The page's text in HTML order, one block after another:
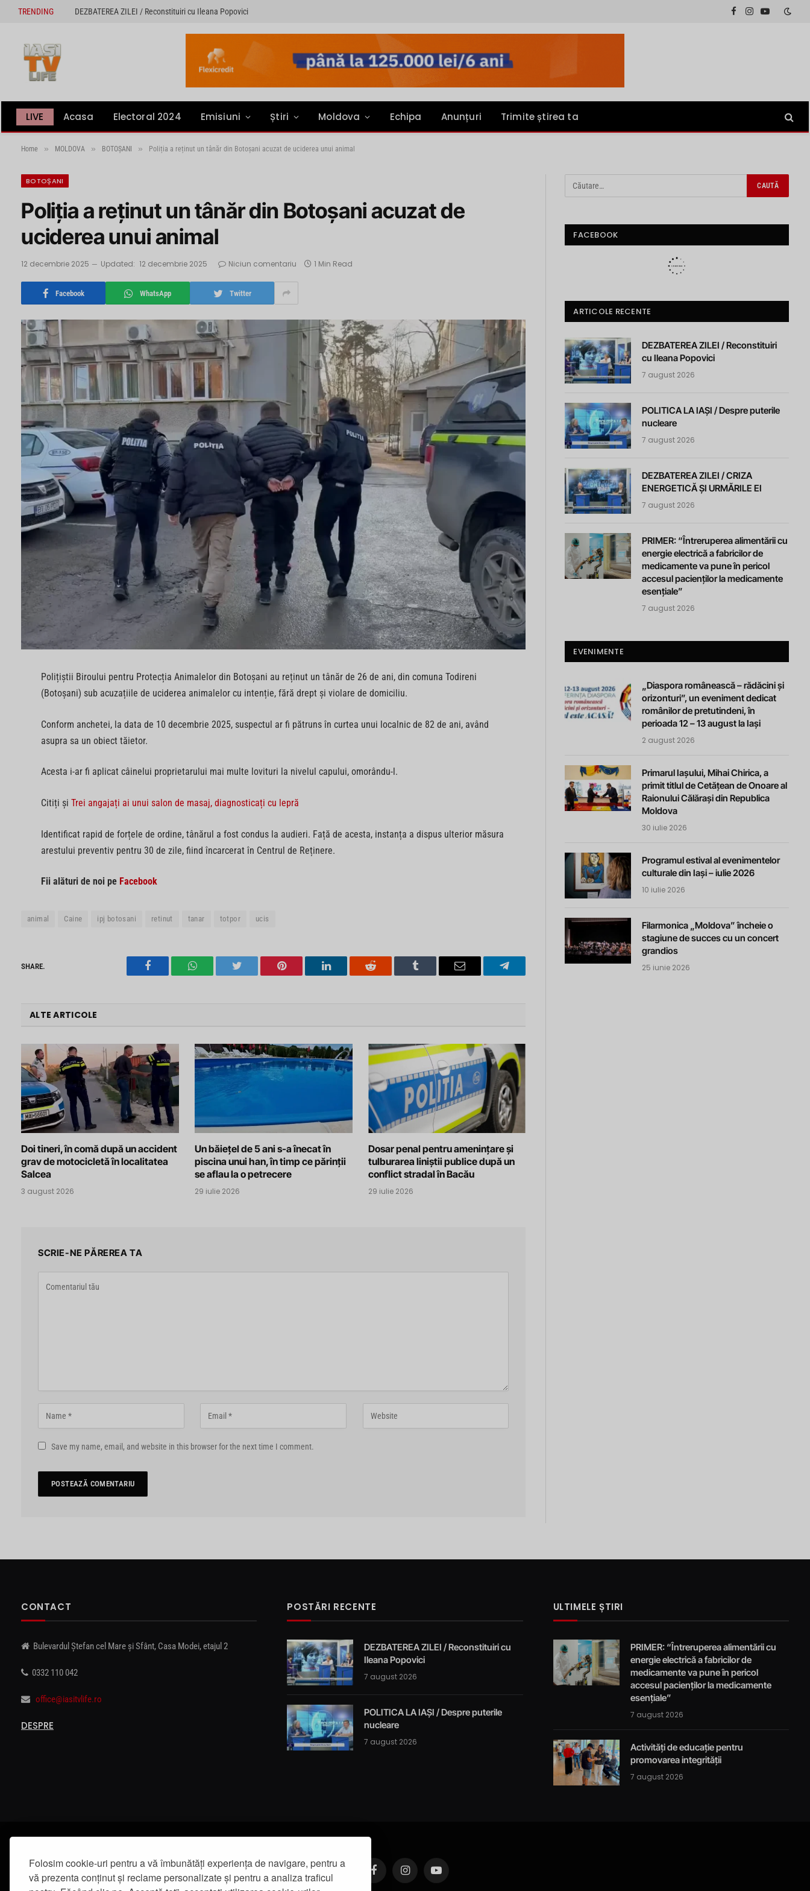
Folosim cookie-uri pentru a vă îmbunătăți experiența de navigare, pentru a
vă prezenta conținut și reclame personalizate și pentru a analiza traficul
TRENDING DEZBATEREA ZILEI / Reconstituiri cu Ileana Popovici
Facebook
InstagramYouTube
LIVE Acasa Electoral 2024 Emisiuni Știri Moldova Echipa Anunțuri Trimite știrea ta
Home » MOLDOVA » BOTOȘANI » Poliția a reținut un tânăr din Botoșani acuzat de uciderea unui animal
BOTOȘANI
Poliția a reținut un tânăr din Botoșani acuzat de
uciderea unui animal
12 decembrie 2025 Updated: 12 decembrie 2025 Niciun comentariu 1 Min Read
Facebook WhatsApp Twitter
Polițiștii Biroului pentru Protecția Animalelor din Botoșani au reținut un tânăr de 26 de ani, din comuna Todireni
(Botoșani) sub acuzațiile de uciderea animalelor cu intenție, fără drept și violare de domiciliu.
Conform anchetei, la data de 10 decembrie 2025, suspectul ar fi pătruns în curtea unui localnic de 82 de ani, având
asupra sa un obiect tăietor.
Acesta i-ar fi aplicat câinelui proprietarului mai multe lovituri la nivelul capului, omorându-l.
Citiți și Trei angajați ai unui salon de masaj, diagnosticați cu lepră
Identificat rapid de forțele de ordine, tânărul a fost condus la audieri. Față de acesta, instanța a dispus ulterior măsura
arestului preventiv pentru 30 de zile, fiind încarcerat în Centrul de Reținere.
Fii alături de noi pe Facebook
animal Caine ipj botosani retinut tanar totpor ucis
SHARE.
Facebook WhatsAppTwitter Pinterest LinkedIn Reddit Tumblr Email Telegram
ALTE ARTICOLE
Doi tineri, în comă după un accident
grav de motocicletă în localitatea
Salcea
3 august 2026
Un băiețel de 5 ani s-a înecat în
piscina unui han, în timp ce părinții
se aflau la o petrecere
29 iulie 2026
Dosar penal pentru amenințare și
tulburarea liniștii publice după un
conflict stradal în Bacău
29 iulie 2026
SCRIE-NE PĂREREA TA
Save my name, email, and website in this browser for the next time I comment.
FACEBOOK
ARTICOLE RECENTE
DEZBATEREA ZILEI / Reconstituiri
cu Ileana Popovici
7 august 2026
POLITICA LA IAȘI / Despre puterile
nucleare
7 august 2026
DEZBATEREA ZILEI / CRIZA
ENERGETICĂ ȘI URMĂRILE EI
7 august 2026
PRIMER: “Întreruperea alimentării cu
energie electrică a fabricilor de
medicamente va pune în pericol
accesul pacienților la medicamente
esențiale”
7 august 2026
EVENIMENTE
„Diaspora românească – rădăcini și
orizonturi”, un eveniment dedicat
românilor de pretutindeni, în
perioada 12 – 13 august la Iași
2 august 2026
Primarul Iașului, Mihai Chirica, a
primit titlul de Cetățean de Onoare al
Raionului Călărași din Republica
Moldova
30 iulie 2026
Programul estival al evenimentelor
culturale din Iași – iulie 2026
10 iulie 2026
Filarmonica „Moldova” încheie o
stagiune de succes cu un concert
grandios
25 iunie 2026
CONTACT
Bulevardul Ștefan cel Mare și Sfânt, Casa Modei, etajul 2
0332 110 042
office@iasitvlife.ro
DESPRE
POSTĂRI RECENTE
DEZBATEREA ZILEI / Reconstituiri cu
Ileana Popovici
7 august 2026
POLITICA LA IAȘI / Despre puterile
nucleare
7 august 2026
ULTIMELE ȘTIRI
PRIMER: “Întreruperea alimentării cu
energie electrică a fabricilor de
medicamente va pune în pericol
accesul pacienților la medicamente
esențiale”
7 august 2026
Activități de educație pentru
promovarea integrității
7 august 2026
FacebookInstagramYouTube